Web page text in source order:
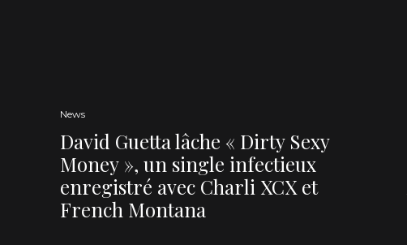
News
David Guetta lâche « Dirty Sexy
Money », un single infectieux
enregistré avec Charli XCX et
French Montana